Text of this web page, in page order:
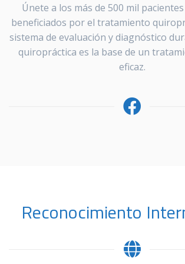
Únete a los más de 500 mil
beneficiados por el tratamiento
sistema de evaluación y diagnóstico
quiropráctica es la base de un
eficaz.
Reconocimiento